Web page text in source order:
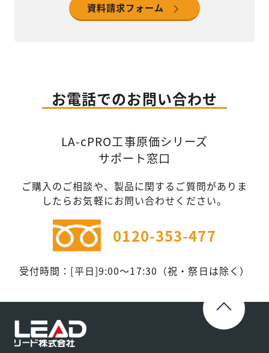
資料請求フォーム
お電話でのお問い合わせ
LA-cPRO工事原価シリーズ
サポート窓口
ご購入のご相談や、製品に関するご質問がありま
したらお気軽にお問い合わせください。
0120-353-477
受付時間：[平日]9:00～17:30（祝・祭日は除く）